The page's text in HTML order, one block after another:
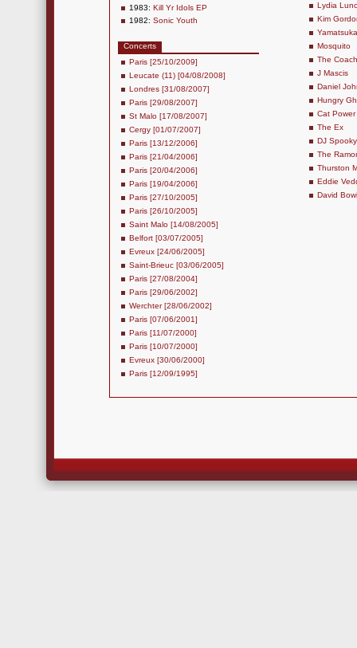
1983: Kill Yr Idols EP
1982: Sonic Youth
Concerts
Paris [25/10/2009]
Leucate (11) [04/08/2008]
Londres [31/08/2007]
Paris [29/08/2007]
St Malo [17/08/2007]
Cergy [01/07/2007]
Paris [13/12/2006]
Paris [21/04/2006]
Paris [20/04/2006]
Paris [19/04/2006]
Paris [27/10/2005]
Paris [26/10/2005]
Saint Malo [14/08/2005]
Belfort [03/07/2005]
Evreux [24/06/2005]
Saint-Brieuc [03/06/2005]
Paris [27/08/2004]
Paris [29/06/2002]
Werchter [28/06/2002]
Paris [07/06/2001]
Paris [11/07/2000]
Paris [10/07/2000]
Evreux [30/06/2000]
Paris [12/09/1995]
Lydia
Kim
Mosquito
The
J Mascis
Daniel
Hungry
Cat Power
The Ex
DJ Spooky
The
Thurston
Eddie
David